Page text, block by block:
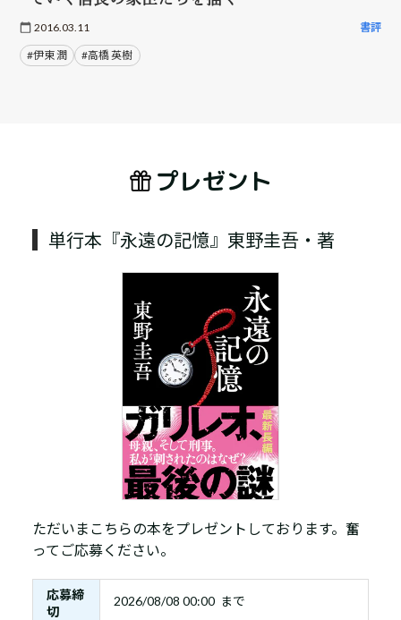
2016.03.11 書評
#伊東 潤 #高橋 英樹
プレゼント
単行本『永遠の記憶』東野圭吾・著
ただいまこちらの本をプレゼントしております。奮
ってご応募ください。
応募締
切
2026/08/08 00:00 まで